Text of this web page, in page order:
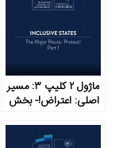
ماژول ۲ کلیپ ۳: مسیر
اصلی: اعتراض!- بخش